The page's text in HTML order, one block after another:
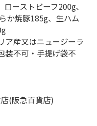
ーストビーフ200g、
か焼豚185g、生ハム
産又はニュージーラ
装不可・手提げ袋不
(阪急百貨店)